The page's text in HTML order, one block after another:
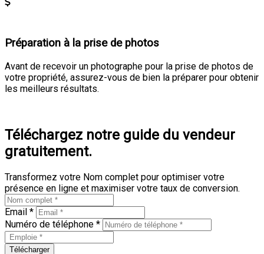
Préparation à la prise de photos
Avant de recevoir un photographe pour la prise de photos de
votre propriété, assurez-vous de bien la préparer pour obtenir
les meilleurs résultats.
Téléchargez notre guide du vendeur
gratuitement.
Transformez votre Nom complet pour optimiser votre
présence en ligne et maximiser votre taux de conversion.
Email *
Numéro de téléphone *
Télécharger